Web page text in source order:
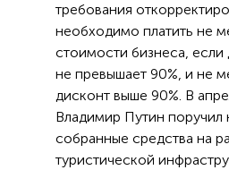
требования
необходимо платить не
стоимости бизнеса,
не превышает 90%, и не
дисконт выше 90%. В
Владимир Путин поручил
собранные средства на
туристической